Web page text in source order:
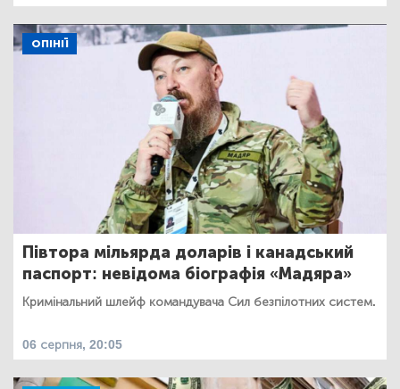
ОПІНІЇ
Півтора мільярда доларів і канадський
паспорт: невідома біографія «Мадяра»
Кримінальний шлейф командувача Сил безпілотних систем.
06 серпня, 20:05